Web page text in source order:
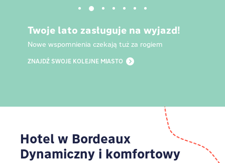
Twoje lato zasługuje na wyjazd!
Nowe wspomnienia czekają tuż za rogiem
ZNAJDŹ SWOJE KOLEJNE MIASTO
Hotel w Bordeaux
Dynamiczny i komfortowy